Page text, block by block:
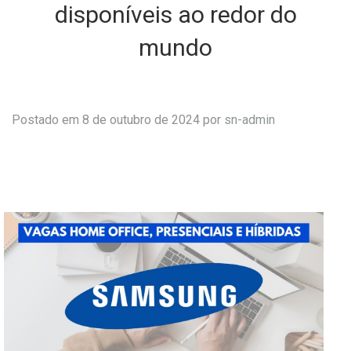
disponíveis ao redor do
mundo
Postado em 8 de outubro de 2024 por sn-admin